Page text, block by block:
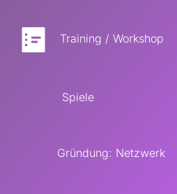
Training / Workshop
Spiele
Gründung: Netzwerk